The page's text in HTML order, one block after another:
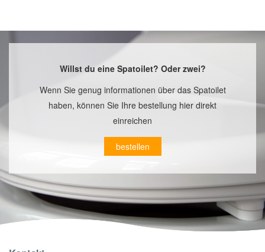
Willst du eine Spatoilet? Oder zwei?
Wenn Sie genug informationen über das Spatoilet
haben, können Sie Ihre bestellung hier direkt
einreichen
bestellen